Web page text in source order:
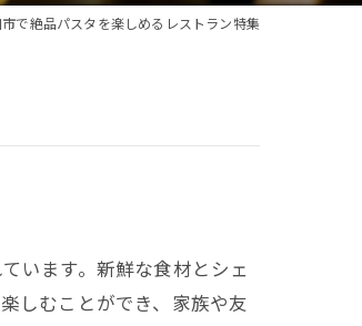
市で絶品パスタを楽しめるレストラン特集
います。新鮮な食材とシェ
しむことができ、家族や友